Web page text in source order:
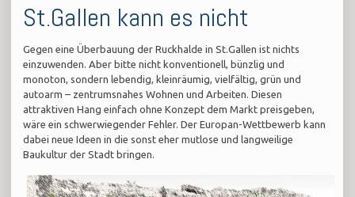
St.Gallen kann es nicht
Gegen eine Überbauung der Ruckhalde in St.Gallen ist nichts
einzuwenden. Aber bitte nicht konventionell, bünzlig und
monoton, sondern lebendig, kleinräumig, vielfältig, grün und
autoarm – zentrumsnahes Wohnen und Arbeiten. Diesen
attraktiven Hang einfach ohne Konzept dem Markt preisgeben,
wäre ein schwerwiegender Fehler. Der Europan-Wettbewerb kann
dabei neue Ideen in die sonst eher mutlose und langweilige
Baukultur der Stadt bringen.